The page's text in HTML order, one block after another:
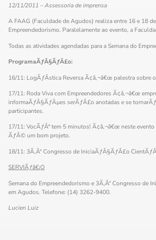
12/11/2011 – Assessoria de imprensa
A FAAG (Faculdade de Agudos) realiza entre 16 e 18
Empreendedorismo. Paralelamente ao evento, a
Todas as atividades agendadas para a Semana do
ProgramaÃƒÂ§ÃƒÂ£o:
16/11: LogÃƒÂ­stica Reversa Ã¢â‚¬â€œ palestra sobre
17/11: Roda Viva com Empreendedores Ã¢â‚¬â€œ
informaÃƒÂ§ÃƒÂµes serÃƒÂ£o anotadas e se
participantes.
17/11: VocÃƒÂª tem 5 minutos! Ã¢â‚¬â€œ neste
ÃƒÂ© um bom projeto.
18/11: 3Ã‚Âº Congresso de IniciaÃƒÂ§ÃƒÂ£o
SERVIÃƒâ€¡O
Semana do Empreendedorismo e 3Ã‚Âº Congresso
em Agudos. Telefone: (14) 3262-9400.
Lucien Luiz